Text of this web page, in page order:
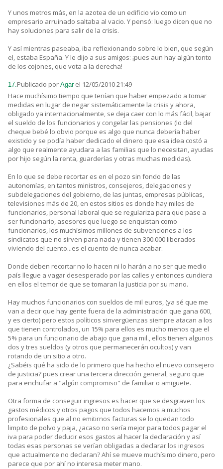
Y unos metros más, en la azotea de un edificio vio como un
empresario arruinado saltaba al vacio. Y pensó: luego dicen que no
hay soluciones para salir de la crisis.
Y así mientras paseaba, iba reflexionando sobre lo bien, que según
el, estaba España. Y le dijo a sus amigos: ¡pues aun hay algún tonto
de los cojones, que vota a la derecha!
17.Publicado por Agar el 12/05/2010 21:49
Hace muchísimo tiempo que tenían que haber empezado a tomar
medidas en lugar de negar sistemáticamente la crisis y ahora,
obligado ya internacionalmente, se deja caer con lo más fácil, bajar
el sueldo de los funcionarios y congelar las pensiones (lo del
cheque bebé lo obvio porque es algo que nunca debería haber
existido y se podía haber dedicado el dinero que esa idea costó a
algo que realmente ayudara a las familias que lo necesitan, ayudas
por hijo según la renta, guarderías y otras muchas medidas).
En lo que se debe recortar es en el pozo sin fondo de las
autonomías, en tantos ministros, consejeros, delegaciones y
subdelegaciones del gobierno, de las juntas, empresas públicas,
televisiones más de 20, en estos sitios es donde hay miles de
funcionarios, personal laboral que se regulariza para que pase a
ser funcionario, asesores que luego se enquistan como
funcionarios, los muchísimos millones de subvenciones a los
sindicatos que no sirven para nada y tienen 300.000 liberados
viviendo del cuento...es el cuento de nunca acabar.
Donde deben recortar no lo hacen ni lo harán a no ser que medio
país llegue a vagar desesperado por las calles y entonces cundiera
en ellos el temor de que se tomaran la justicia por su mano.
Hay muchos funcionarios con sueldos de mil euros, (ya sé que me
van a decir que hay gente fuera de la administración que gana 600,
y es cierto) pero estos políticos sinvergüenzas siempre atacan a los
que tienen controlados, un 15% para ellos es mucho menos que el
5% para un funcionario de abajo que gana mil., ellos tienen algunos
dos y tres sueldos (y otros que permanecerán ocultos) y van
rotando de un sitio a otro.
¿Sabéis qué ha sido de lo primero que ha hecho el nuevo consejero
de justicia? pues crear una tercera dirección general, seguro que
para enchufar a "algún compromiso" de familiar o amiguete.
Otra forma de conseguir ingresos es hacer que se desgraven los
gastos médicos y otros pagos que todos hacemos a muchos
profesionales que al no emitirnos facturas se lo quedan todo
limpito de polvo y paja, ¿acaso no sería mejor para todos pagar el
iva para poder deducir esos gastos al hacer la declaración y así
todas esas personas se verían obligadas a declarar los ingresos
que actualmente no declaran? Ahí se mueve muchísimo dinero, pero
parece que por ahí no interesa meter mano.